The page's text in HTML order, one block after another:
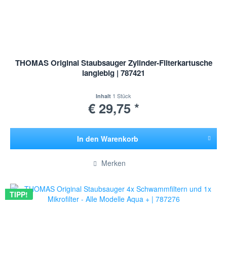
THOMAS Original Staubsauger Zylinder-Filterkartusche
langlebig | 787421
Inhalt 1 Stück
€ 29,75 *
In den Warenkorb
Hinzugefügt
Merken
TIPP!